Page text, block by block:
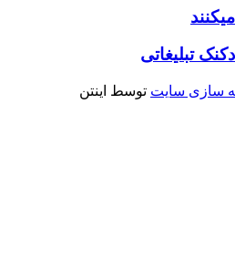
تبلیغاتی
سازی سایت توسط اینتن